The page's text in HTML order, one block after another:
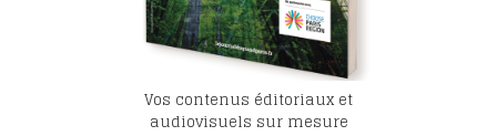
Vos contenus éditoriaux et
audiovisuels sur mesure